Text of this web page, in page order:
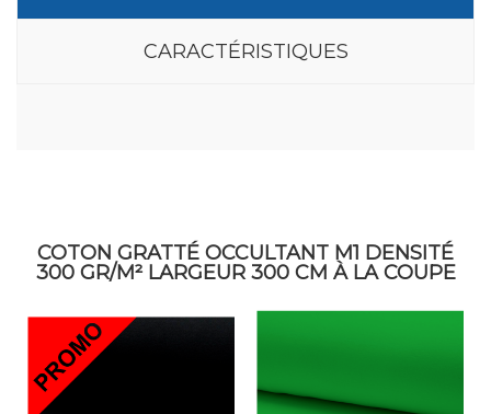
CARACTÉRISTIQUES
COTON GRATTÉ OCCULTANT M1 DENSITÉ
300 GR/M² LARGEUR 300 CM À LA COUPE